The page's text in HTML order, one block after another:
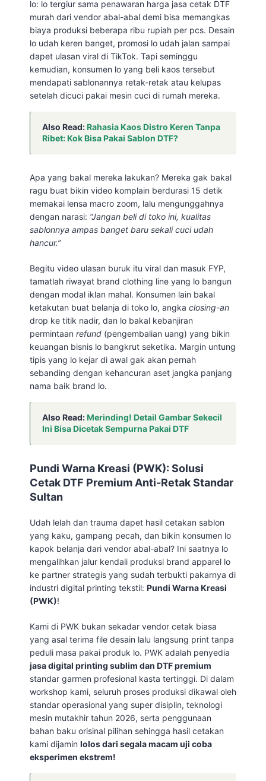
lo: lo tergiur sama penawaran harga jasa cetak DTF
murah dari vendor abal-abal demi bisa memangkas
biaya produksi beberapa ribu rupiah per pcs. Desain
lo udah keren banget, promosi lo udah jalan sampai
dapet ulasan viral di TikTok. Tapi seminggu
kemudian, konsumen lo yang beli kaos tersebut
mendapati sablonannya retak-retak atau kelupas
setelah dicuci pakai mesin cuci di rumah mereka.
Also Read:Rahasia Kaos Distro Keren Tanpa
Ribet: Kok Bisa Pakai Sablon DTF?
Apa yang bakal mereka lakukan? Mereka gak bakal
ragu buat bikin video komplain berdurasi 15 detik
memakai lensa macro zoom, lalu mengunggahnya
dengan narasi: “Jangan beli di toko ini, kualitas
sablonnya ampas banget baru sekali cuci udah
hancur.”
Begitu video ulasan buruk itu viral dan masuk FYP,
tamatlah riwayat brand clothing line yang lo bangun
dengan modal iklan mahal. Konsumen lain bakal
ketakutan buat belanja di toko lo, angka closing-an
drop ke titik nadir, dan lo bakal kebanjiran
permintaan refund (pengembalian uang) yang bikin
keuangan bisnis lo bangkrut seketika. Margin untung
tipis yang lo kejar di awal gak akan pernah
sebanding dengan kehancuran aset jangka panjang
nama baik brand lo.
Also Read:Merinding! Detail Gambar Sekecil
Ini Bisa Dicetak Sempurna Pakai DTF
Pundi Warna Kreasi (PWK): Solusi
Cetak DTF Premium Anti-Retak Standar
Sultan
Udah lelah dan trauma dapet hasil cetakan sablon
yang kaku, gampang pecah, dan bikin konsumen lo
kapok belanja dari vendor abal-abal? Ini saatnya lo
mengalihkan jalur kendali produksi brand apparel lo
ke partner strategis yang sudah terbukti pakarnya di
industri digital printing tekstil: Pundi Warna Kreasi
(PWK)!
Kami di PWK bukan sekadar vendor cetak biasa
yang asal terima file desain lalu langsung print tanpa
peduli masa pakai produk lo. PWK adalah penyedia
jasa digital printing sublim dan DTF premium
standar garmen profesional kasta tertinggi. Di dalam
workshop kami, seluruh proses produksi dikawal oleh
standar operasional yang super disiplin, teknologi
mesin mutakhir tahun 2026, serta penggunaan
bahan baku orisinal pilihan sehingga hasil cetakan
kami dijamin lolos dari segala macam uji coba
eksperimen ekstrem!